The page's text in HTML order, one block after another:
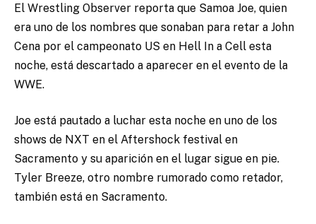
El Wrestling Observer reporta que Samoa Joe, quien
era uno de los nombres que sonaban para retar a John
Cena por el campeonato US en Hell In a Cell esta
noche, está descartado a aparecer en el evento de la
WWE.
Joe está pautado a luchar esta noche en uno de los
shows de NXT en el Aftershock festival en
Sacramento y su aparición en el lugar sigue en pie.
Tyler Breeze, otro nombre rumorado como retador,
también está en Sacramento.